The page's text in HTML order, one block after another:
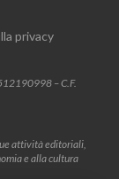
privacy
– C.F.
attività editoriali,
e alla cultura